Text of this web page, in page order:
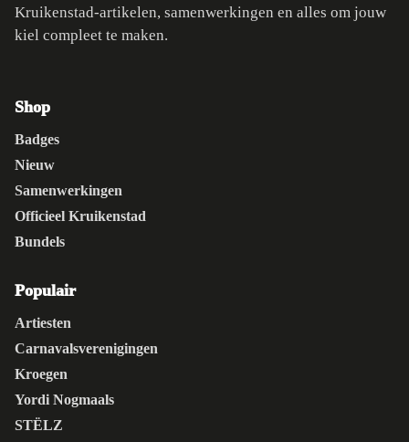
Kruikenstad-artikelen, samenwerkingen en alles om jouw
kiel compleet te maken.
Shop
Badges
Nieuw
Samenwerkingen
Officieel Kruikenstad
Bundels
Populair
Artiesten
Carnavalsverenigingen
Kroegen
Yordi Nogmaals
STËLZ